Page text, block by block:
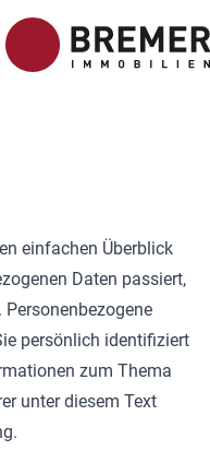
einfachen Überblick
Daten passiert,
persönlich identifiziert
zum Thema
unter diesem Text